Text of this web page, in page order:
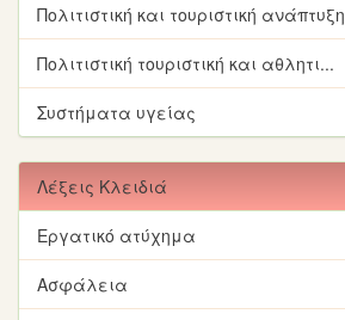
Πολιτιστική και τουριστική ανάπτυξη
Πολιτιστική τουριστική και αθλητι...
Συστήματα υγείας
Λέξεις Κλειδιά
Εργατικό ατύχημα
Ασφάλεια